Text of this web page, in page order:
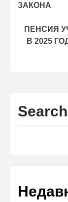
ЗАКОНА
ПЕНСИЯ
В 2025
Search